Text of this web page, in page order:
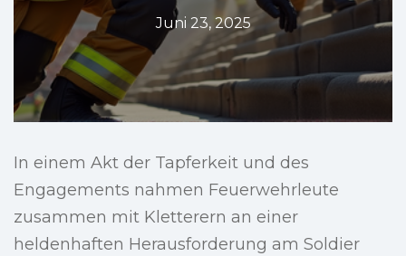
Juni 23, 2025
In einem Akt der Tapferkeit und des
Engagements nahmen Feuerwehrleute
zusammen mit Kletterern an einer
heldenhaften Herausforderung am Soldier